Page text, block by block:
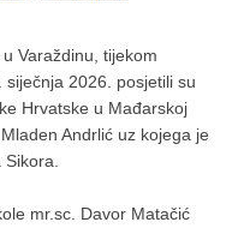
Varaždinu, tijekom
2026. posjetili su
Hrvatske u Mađarskoj
Andrlić uz kojega je
mr.sc. Davor Matačić